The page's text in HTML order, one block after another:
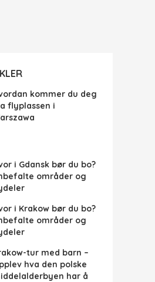
kommer du deg
flyplassen i
i Gdansk bør du bo?
områder og
i Krakow bør du bo?
områder og
tur med barn –
hva den polske
har å